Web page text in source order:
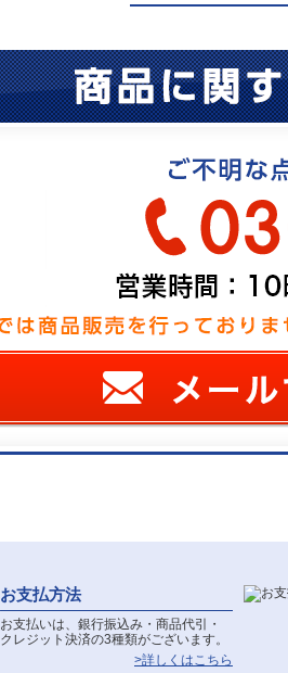
お支払方法
お支払いは、銀行振込み・商品代引・
クレジット決済の3種類がございます。
>詳しくはこちら